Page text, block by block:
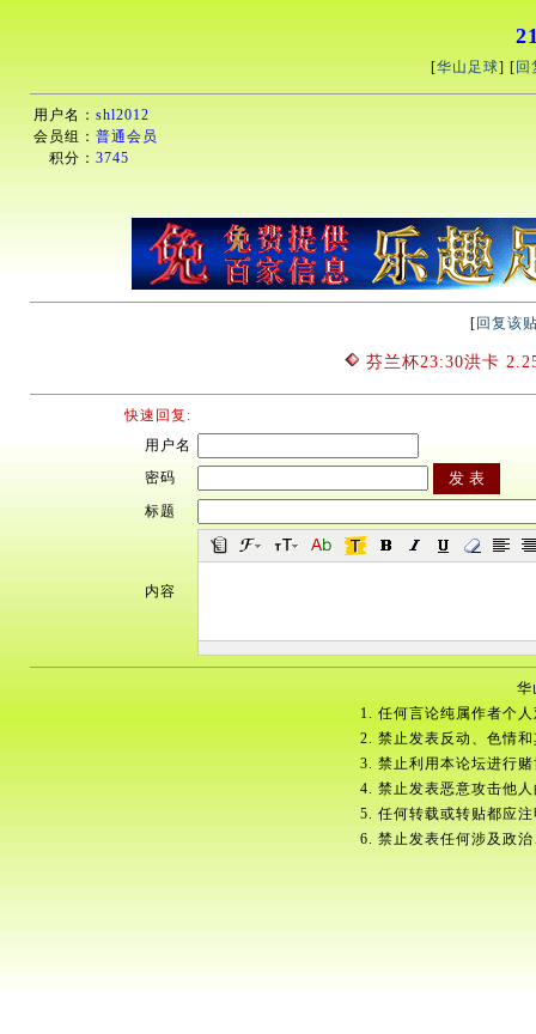
[华山足球] [ 回
用户名： shl2012
会员组： 普通会员
积分： 3745
[ 回复该
芬兰杯23:30洪卡
快速回复:
用户名
密码
标题
内容
华
1. 任何言论纯属作者个
2. 禁止发表反动、色情
3. 禁止利用本论坛进行
4. 禁止发表恶意攻击他
5. 任何转载或转贴都应
6. 禁止发表任何涉及政